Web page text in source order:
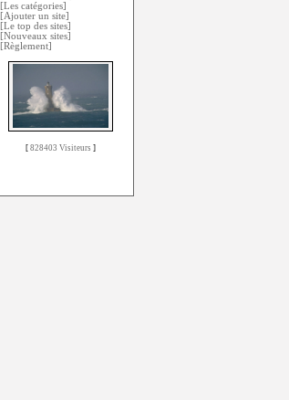
[Les catégories]
[Ajouter un site]
[Le top des sites]
[Nouveaux sites]
[Règlement]
[828403 Visiteurs ]